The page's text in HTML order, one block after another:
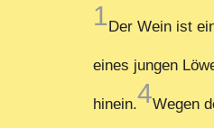
1Der Wein ist
eines jungen
hinein.4Wegen